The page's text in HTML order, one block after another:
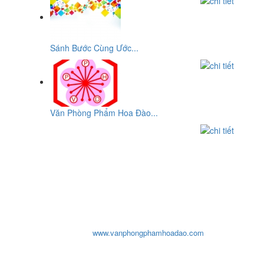
Sánh Bước Cùng Ước...
Văn Phòng Phẩm Hoa Đào...
www.vanphongphamhoadao.com